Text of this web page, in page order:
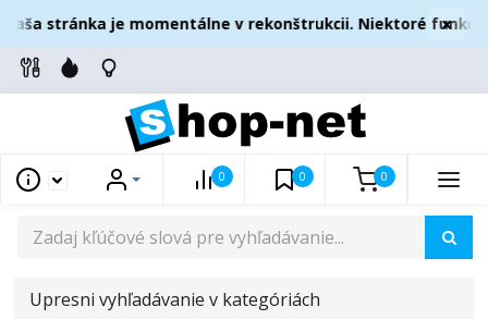
stránka je momentálne v rekonštrukcii. Niektoré ×
0 0 0
UPRESNI